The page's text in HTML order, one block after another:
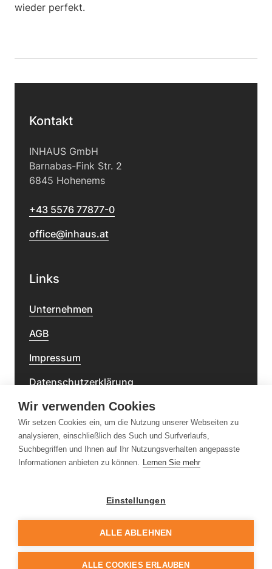
wieder perfekt.
Kontakt
INHAUS GmbH
Barnabas-Fink Str. 2
6845 Hohenems
+43 5576 77877-0
office@inhaus.at
Links
Unternehmen
AGB
Impressum
Datenschutzerklärung
Barrierefreiheitserklärung
Newsletter
Wir verwenden Cookies
Wir setzen Cookies ein, um die Nutzung unserer Webseiten zu
analysieren, einschließlich des Such und Surfverlaufs,
Suchbegriffen und Ihnen auf Ihr Nutzungsverhalten angepasste
Informationen anbieten zu können. Lernen Sie mehr
Einstellungen
ALLE ABLEHNEN
ALLE COOKIES ERLAUBEN